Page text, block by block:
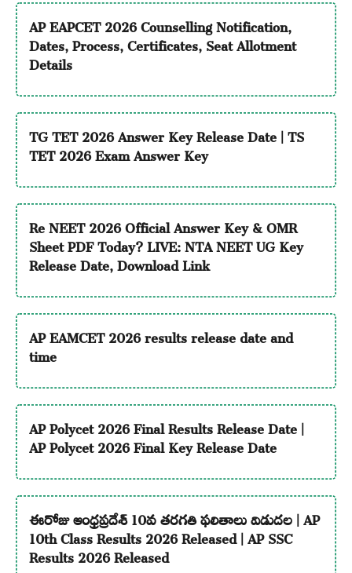
AP EAPCET 2026 Counselling Notification,
Dates, Process, Certificates, Seat Allotment
Details
TG TET 2026 Answer Key Release Date | TS
TET 2026 Exam Answer Key
Re NEET 2026 Official Answer Key & OMR
Sheet PDF Today? LIVE: NTA NEET UG Key
Release Date, Download Link
AP EAMCET 2026 results release date and
time
AP Polycet 2026 Final Results Release Date |
AP Polycet 2026 Final Key Release Date
ఈరోజు ఆంధ్రప్రదేశ్ 10వ తరగతి ఫలితాలు విడుదల | AP
10th Class Results 2026 Released | AP SSC
Results 2026 Released